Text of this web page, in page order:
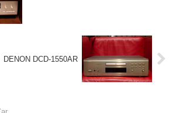
DENON DCD-1550AR